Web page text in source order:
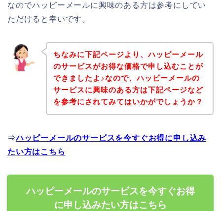
なのでハッピーメールに興味のある方は参考にしてい
ただけると幸いです。
ちなみに下記ページより、ハッピーメール
のサービスがお得な価格で申し込むことが
できましたよ♪なので、ハッピーメールの
サービスに興味のある方は下記ページなど
を参考にされてみてはいかがでしょうか？
⇒ハッピーメールのサービスを今すぐお得に申し込み
たい方はこちら
ハッピーメールのサービスを今すぐお得
に申し込みたい方はこちら